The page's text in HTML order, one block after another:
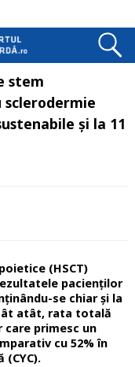
stem
și la 11
(HSCT)
pacienților
se chiar și la
atât, rata totală
care primesc un
cu 52% în